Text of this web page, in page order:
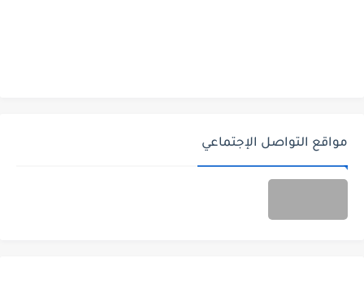
مواقع التواصل الإجتماعي